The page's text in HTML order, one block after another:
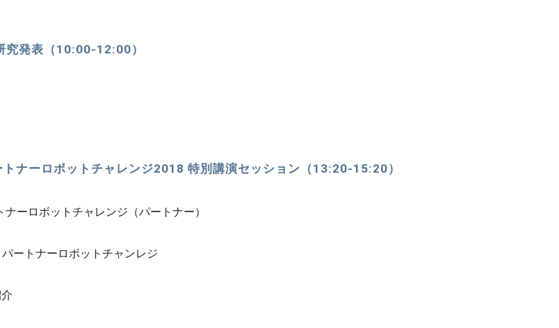
発表（10:00-12:00）
ナーロボットチャレンジ2018 特別講演セッション（13:20-15:20）
ーロボットチャレンジ（パートナー）
ートナーロボットチャンレジ